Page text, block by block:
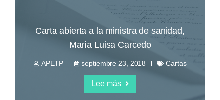
Carta abierta a la ministra de sanidad,
María Luisa Carcedo
APETP septiembre 23, 2018 Cartas
Lee más